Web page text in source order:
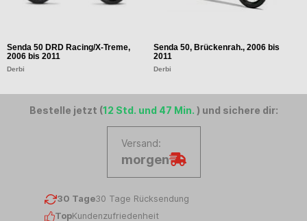
Senda 50 DRD Racing/X-Treme,
2006 bis 2011
Derbi
Senda 50, Brückenrah., 2006 bis
2011
Derbi
Bestelle jetzt (12 Std. und 47 Min. ) und sichere dir:
Versand:
morgen
30 Tage30 Tage Rücksendung
TopKundenzufriedenheit